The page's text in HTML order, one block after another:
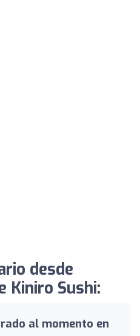
desde
Kiniro Sushi:
al momento en